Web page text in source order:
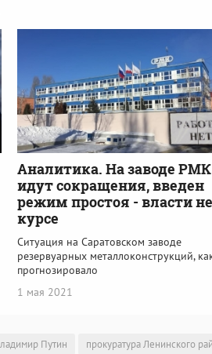
Аналитика. На заводе РМК
идут сокращения, введен
режим простоя - власти
курсе
Ситуация на Саратовском заводе
резервуарных металлоконструкций,
прогнозировало
1 мая 2021
Путин прокуратура Ленинского